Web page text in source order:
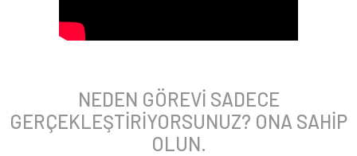
NEDEN GÖREVİ SADECE
GERÇEKLEŞTİRİYORSUNUZ? ONA SAHİP
OLUN.